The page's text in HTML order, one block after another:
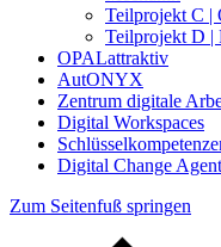
Teilprojekt C |
Teilprojekt D |
OPALattraktiv
AutONYX
Zentrum digitale
Digital Workspaces
Digital Change
Zum Seitenfuß springen